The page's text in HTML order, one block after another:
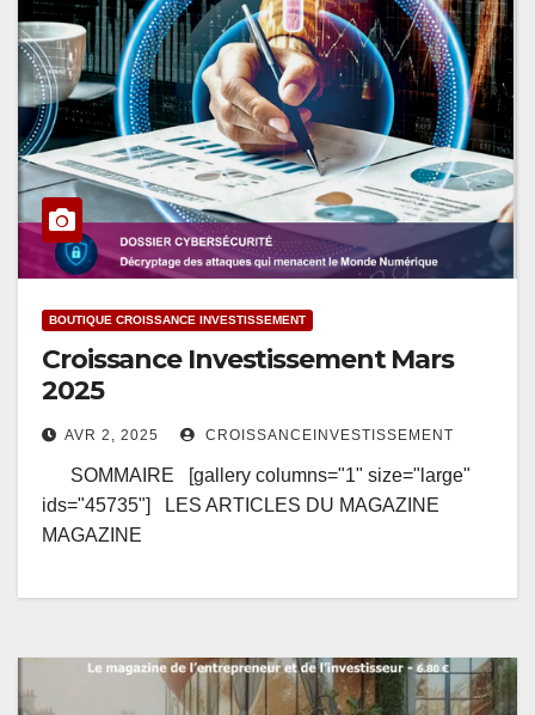
BOUTIQUE CROISSANCE INVESTISSEMENT
Croissance Investissement Mars
2025
AVR 2, 2025 CROISSANCEINVESTISSEMENT
SOMMAIRE [gallery columns="1" size="large"
ids="45735"] LES ARTICLES DU MAGAZINE
MAGAZINE